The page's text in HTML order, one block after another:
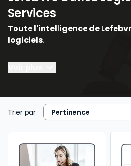
Services
Toute l'intelligence de
logiciels.
Conçus autour du droit et de la
solutions logicielles et nos
de votre activité.
Trier par